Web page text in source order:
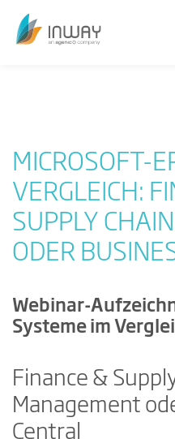
MICROSOFT-
VERGLEICH:
SUPPLY
ODER
Webinar-
Systeme im
Finance &
Management
Central